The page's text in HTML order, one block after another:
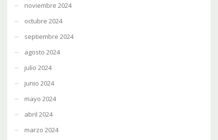
noviembre 2024
octubre 2024
septiembre 2024
agosto 2024
julio 2024
junio 2024
mayo 2024
abril 2024
marzo 2024